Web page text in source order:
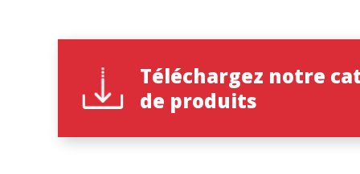
Téléchargez notre
de produits
Pays*